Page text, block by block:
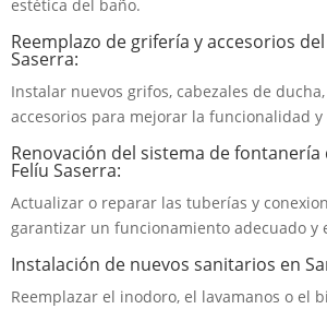
estética del baño.
Reemplazo de grifería y accesorios
Saserra:
Instalar nuevos grifos, cabezales de
accesorios para mejorar la funcionalidad
Renovación del sistema de fontanería
Felíu Saserra:
Actualizar o reparar las tuberías y
garantizar un funcionamiento adecuado y
Instalación de nuevos sanitarios en
Reemplazar el inodoro, el lavamanos o el